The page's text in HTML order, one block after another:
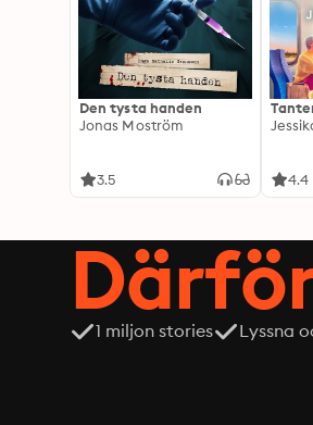
Den tysta handen
Jonas Moström
3.5 4.4
1 miljon stories Lyssna